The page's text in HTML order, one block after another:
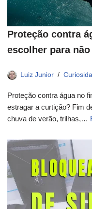
Proteção contra
escolher para
Luiz Junior
Proteção contra água no
estragar a curtição? Fim
chuva de verão, trilhas,…